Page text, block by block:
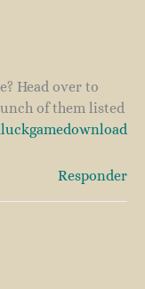
Head over to
of them listed
Responder